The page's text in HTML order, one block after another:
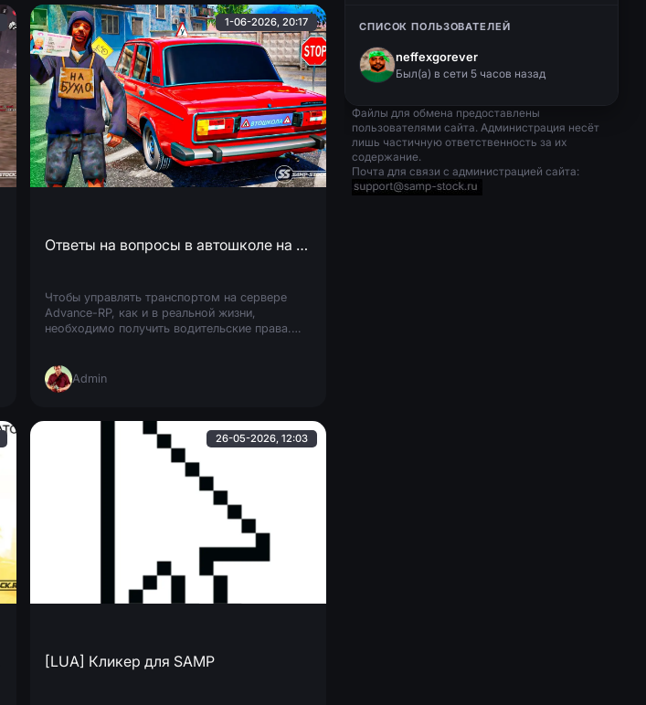
1-06-2026, 20:17
Ответы на вопросы в автошколе на Адванс РП
Чтобы управлять транспортом на сервере
Advance-RP, как и в реальной жизни,
необходимо получить водительские права.
Admin
26-05-2026, 12:03
[LUA] Кликер для SAMP
СПИСОК ПОЛЬЗОВАТЕЛЕЙ
neffexgorever
Был(a) в сети 5 часов назад
Файлы для обмена предоставлены
пользователями сайта. Администрация несёт
лишь частичную ответственность за их
содержание.
Почта для связи с администрацией сайта: